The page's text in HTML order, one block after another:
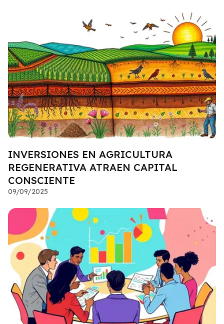
INVERSIONES EN AGRICULTURA
REGENERATIVA ATRAEN CAPITAL
CONSCIENTE
09/09/2025